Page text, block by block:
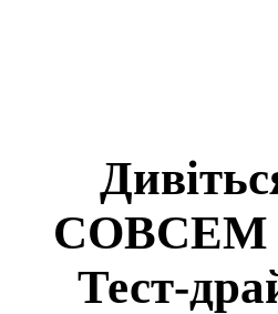
СОВСЕМ
Тест-